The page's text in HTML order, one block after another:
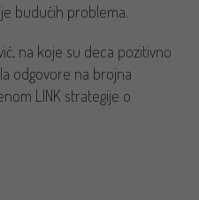
budućih problema.
na koje su deca pozitivno
odgovore na brojna
LINK strategije o